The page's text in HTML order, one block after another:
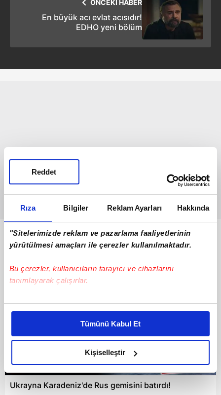
Rıza Bilgiler Reklam Ayarları Hakkında
"Sitelerimizde reklam ve pazarlama faaliyetlerinin
yürütülmesi amaçları ile çerezler kullanılmaktadır.
Bu çerezler, kullanıcıların tarayıcı ve cihazlarını
tanımlayarak çalışırlar.
Bu çerezlere izin vermeniz halinde sizlere özel
daha iyi reklam deneyimi yaşatabiliriz. Bunu yaparken
amacımızın size daha iyi bir reklam deneyimi sunmak
olduğunu ve sizlere en iyi içerikleri sunabilmek adına
elimizden gelen çabayı gösterdiğimizi ve bu noktada,
reklamların maliyetlerimizi karşılamak noktasında tek gelir
kalemimiz olduğunu sizlere hatırlatmak isteriz.
Tümünü Kabul Et
Kişiselleştir
Reddet
ÖNCEKİ HABER
En büyük acı evlat acısıdır!
EDHO yeni bölüm
Bunlar da Var
00:36
Ukrayna Karadeniz'de Rus gemisini batırdı!